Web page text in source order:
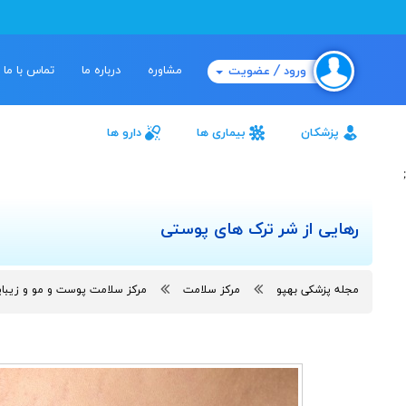
ورود / عضویت مشاوره درباره ما تماس با ما
پزشکان بیماری ها دارو ها
;
رهایی از شر ترک های پوستی
مجله پزشکی بهپو مرکز سلامت مرکز سلامت پوست و مو و